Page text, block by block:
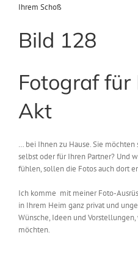
Image
Bild 128
Fotograf
Akt
… bei Ihnen zu Hause. Sie
selbst oder für Ihren Partner? Und
fühlen, sollen die Fotos auch dort
Ich komme mit meiner Foto-
in Ihrem Heim ganz privat und
Wünsche, Ideen und
möchten.